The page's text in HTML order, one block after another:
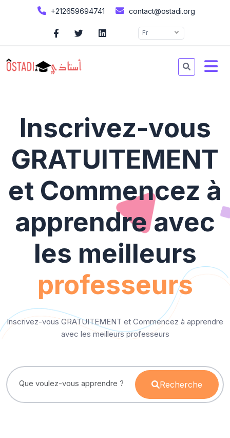
+212659694741 contact@ostadi.org
Fr
Inscrivez-vous
GRATUITEMENT
et Commencez à
apprendre avec
les meilleurs
professeurs
Inscrivez-vous GRATUITEMENT et Commencez à apprendre
avec les meilleurs professeurs
Recherche